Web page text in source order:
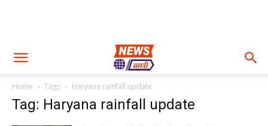
Home Tags Haryana rainfall update
Tag: Haryana rainfall update